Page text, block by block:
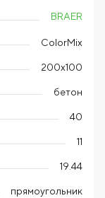
BRAER
ColorMix
200х100
бетон
40
11
19.44
прямоугольник